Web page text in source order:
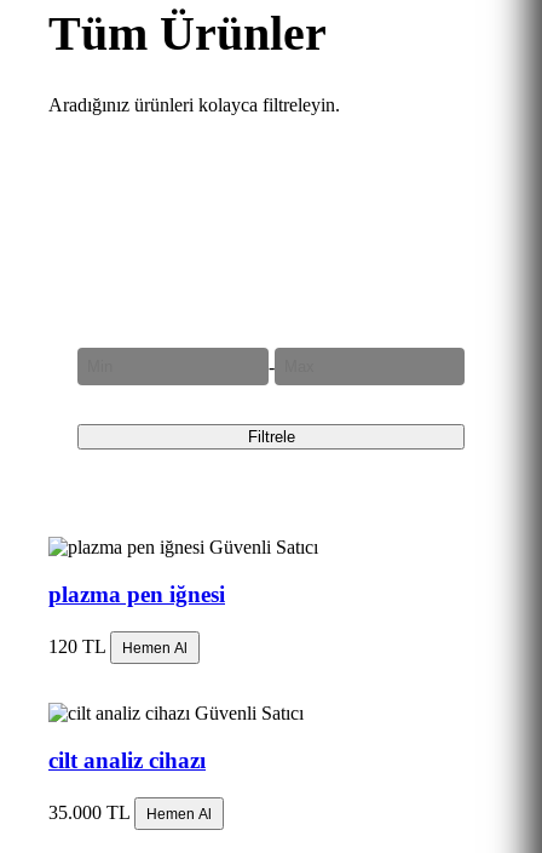
Tüm Ürünler
Aradığınız ürünleri kolayca filtreleyin.
-
Filtrele
Güvenli Satıcı
plazma pen iğnesi
120 TL Hemen Al
Güvenli Satıcı
cilt analiz cihazı
35.000 TL Hemen Al